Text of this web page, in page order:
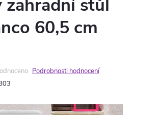
zahradní stůl
60,5 cm
Podrobnosti hodnocení